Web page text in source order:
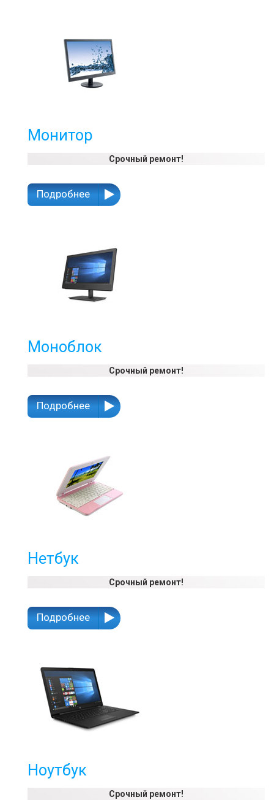
Монитор
Срочный ремонт!
Подробнее
Моноблок
Срочный ремонт!
Подробнее
Нетбук
Срочный ремонт!
Подробнее
Ноутбук
Срочный ремонт!